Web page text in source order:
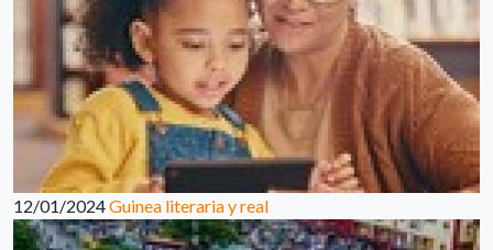
12/01/2024Guinea literaria y real